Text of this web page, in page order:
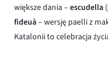
większe dania –escudella
fideuà– wersję paelli z
Katalonii to celebracja